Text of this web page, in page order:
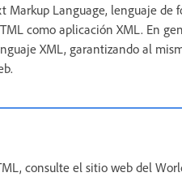
Markup Language, lenguaje
como aplicación XML. En
XML, garantizando al
consulte el sitio web del